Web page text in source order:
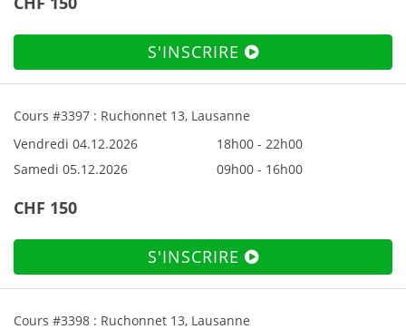
S'INSCRIRE
Cours #3397 : Ruchonnet 13, Lausanne
Vendredi 04.12.2026
18h00 - 22h00
Samedi 05.12.2026
09h00 - 16h00
CHF 150
S'INSCRIRE
Cours #3398 : Ruchonnet 13, Lausanne